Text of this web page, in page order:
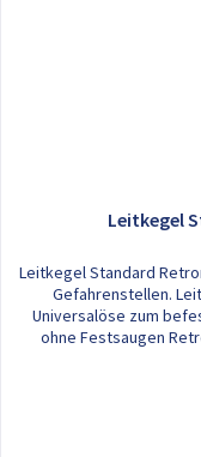
Leitkegel
Leitkegel Standard
Gefahrenstellen.
Universalöse zum
ohne Festsaugen